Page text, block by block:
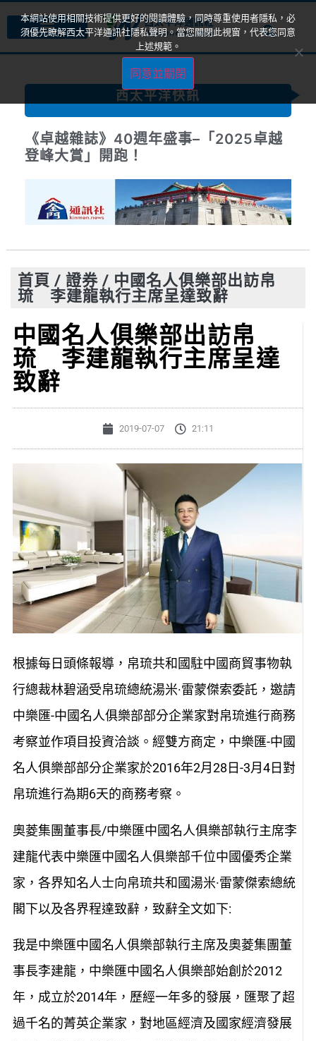
西太平洋快訊
《卓越雜誌》40週年盛事–「2025卓越
登峰大賞」開跑！
首頁 / 證券 / 中國名人俱樂部出訪帛
琉 李建龍執行主席呈達致辭
中國名人俱樂部出訪帛
琉 李建龍執行主席呈達
致辭
2019-07-07 21:11
根據每日頭條報導，帛琉共和國駐中國商貿事物執
行總裁林碧涵受帛琉總統湯米·雷蒙傑索委託，邀請
中樂匯-中國名人俱樂部部分企業家對帛琉進行商務
考察並作項目投資洽談。經雙方商定，中樂匯-中國
名人俱樂部部分企業家於2016年2月28日-3月4日對
帛琉進行為期6天的商務考察。
奧菱集團董事長/中樂匯中國名人俱樂部執行主席李
建龍代表中樂匯中國名人俱樂部千位中國優秀企業
家，各界知名人士向帛琉共和國湯米·雷蒙傑索總統
閣下以及各界程達致辭，致辭全文如下:
我是中樂匯中國名人俱樂部執行主席及奧菱集團董
事長李建龍，中樂匯中國名人俱樂部始創於2012
年，成立於2014年，歷經一年多的發展，匯聚了超
過千名的菁英企業家，對地區經濟及國家經濟發展
本網站使用相關技術提供更好的閱讀體驗，同時尊重使用者隱私，必
須優先瞭解西太平洋通訊社隱私聲明。當您關閉此視窗，代表您同意
上述規範。
同意並關閉